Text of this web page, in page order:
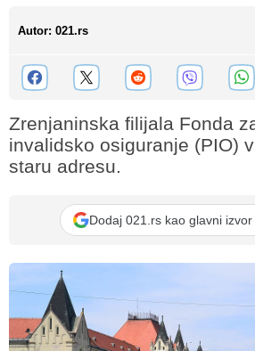
Autor: 021.rs
Zrenjaninska filijala Fonda
invalidsko osiguranje (PIO)
staru adresu.
Dodaj 021.rs kao glavni